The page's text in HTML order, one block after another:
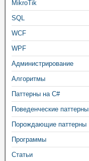
MikroTik
SQL
WCF
WPF
Администрирование
Алгоритмы
Паттерны на C#
Поведенческие паттерны
Порождающие паттерны
Программы
Статьи